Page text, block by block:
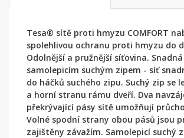
Tesa® sítě proti hmyzu COMFORT
spolehlivou ochranu proti hmyzu do
Odolnější a pružnější síťovina.
samolepicím suchým zipem - síť
do háčků suchého zipu. Suchý zip se
a horní stranu rámu dveří. Dva
překrývající pásy sítě umožňují
Volné spodní strany obou pásů jsou
zajištěny závažím. Samolepicí suchý